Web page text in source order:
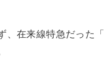
、在来線特急だった